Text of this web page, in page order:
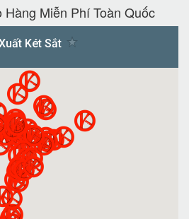
Hàng Miễn Phí Toàn Quốc